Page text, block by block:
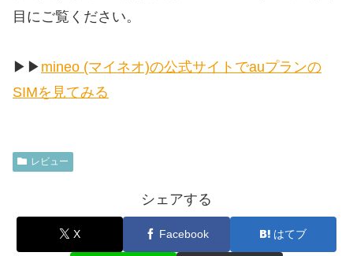
目にご覧ください。
▶︎▶︎ mineo (マイネオ)の公式サイトでauプランの
SIMを見てみる
レビュー
シェアする
X Facebook はてブ